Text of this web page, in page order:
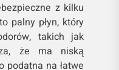
z kilku
palny płyn, który
takich jak
że ​​ma niską
podatna na łatwe